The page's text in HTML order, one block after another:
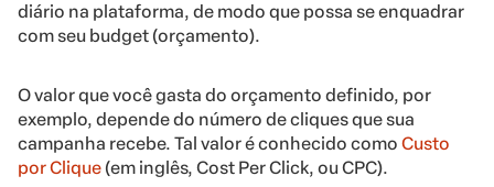
diário na plataforma, de modo que possa se enquadrar
com seu budget (orçamento).
O valor que você gasta do orçamento definido, por
exemplo, depende do número de cliques que sua
campanha recebe. Tal valor é conhecido como Custo
por Clique (em inglês, Cost Per Click, ou CPC).